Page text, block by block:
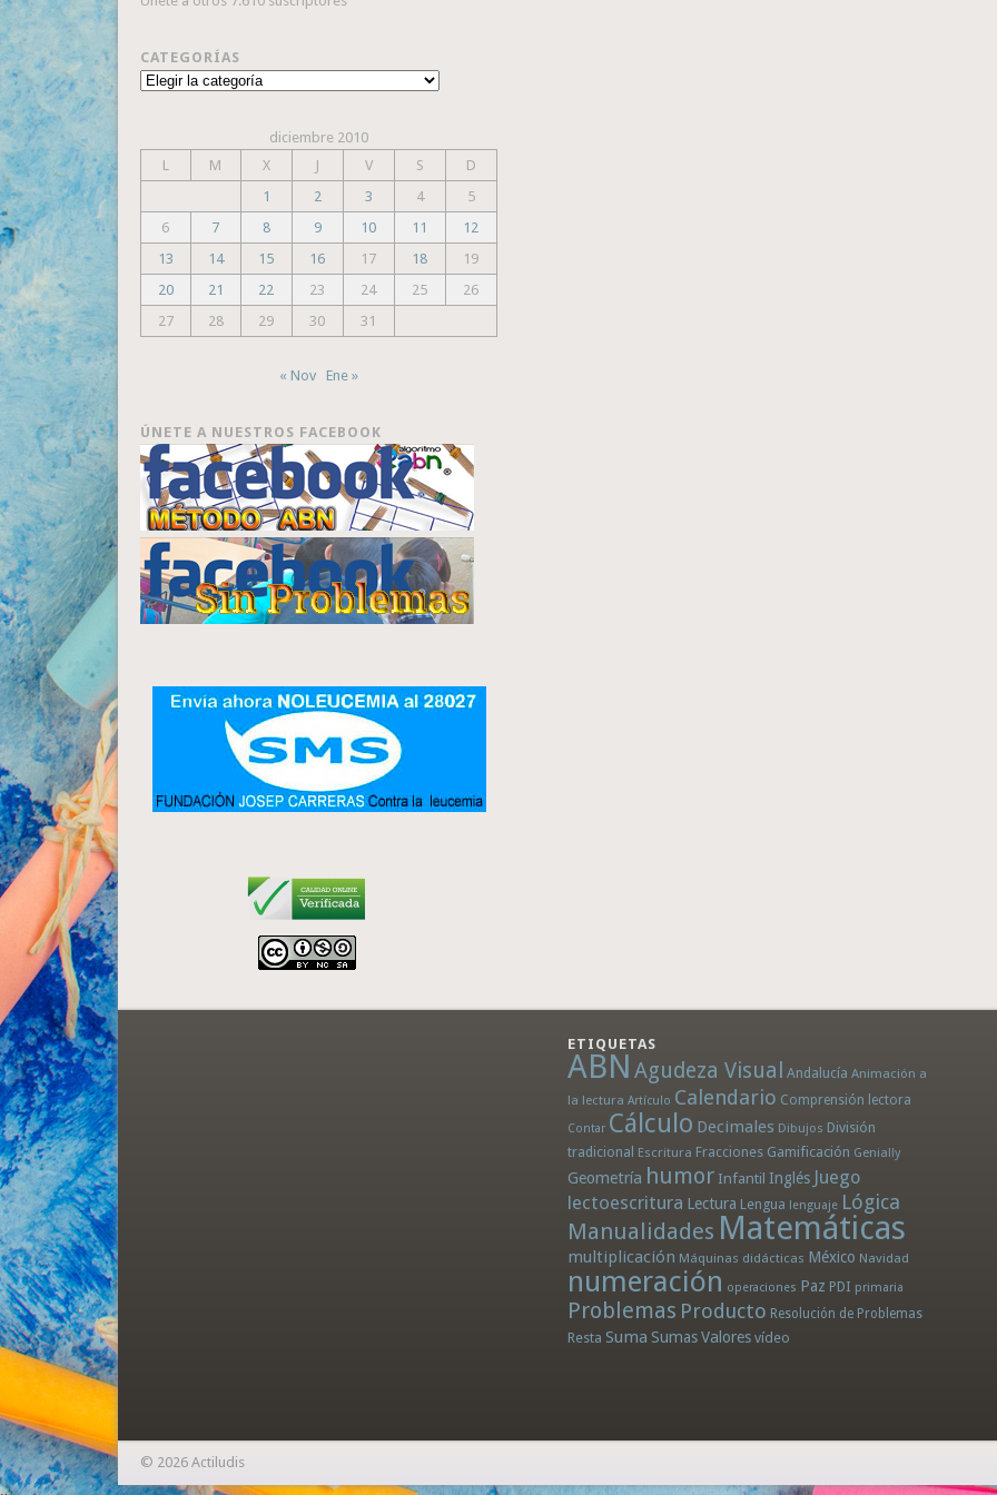
CATEGORÍAS
Categorías
diciembre 2010
L
M X J V S
D
1
2 3 4
5
6
7 8 9 10 11
12
13
14 15 16 17 18
19
20
21 22 23 24 25
26
27
28 29 30 31
« Nov Ene »
ÚNETE A NUESTROS FACEBOOK
ETIQUETAS
ABN Agudeza Visual Andalucía Animación a
la lectura Artículo Calendario Comprensión lectora
Contar Cálculo Decimales Dibujos División
tradicional Escritura Fracciones Gamificación Genially
Geometría humor Infantil Inglés Juego
lectoescritura Lectura Lengua lenguaje Lógica
Manualidades Matemáticas
multiplicación Máquinas didácticas México Navidad
numeración operaciones Paz PDI primaria
Problemas Producto Resolución de Problemas
Resta Suma SumasValores vídeo
© 2026 Actiludis